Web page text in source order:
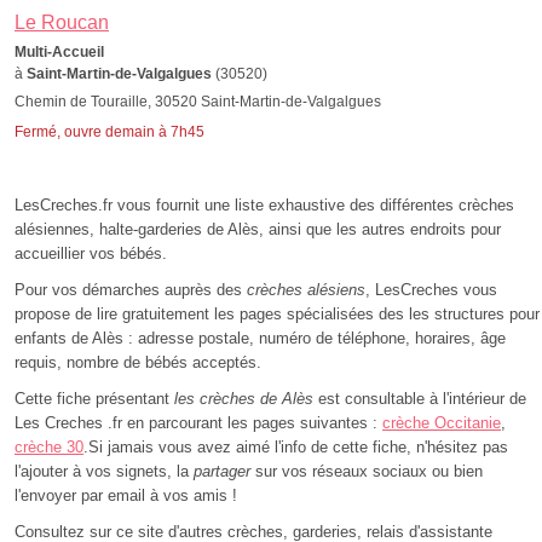
Le Roucan
Multi-Accueil
à Saint-Martin-de-Valgalgues (30520)
Chemin de Touraille, 30520 Saint-Martin-de-Valgalgues
Fermé, ouvre demain à 7h45
LesCreches.fr vous fournit une liste exhaustive des différentes crèches
alésiennes, halte-garderies de Alès, ainsi que les autres endroits pour
accueillier vos bébés.
Pour vos démarches auprès des crèches alésiens, LesCreches vous
propose de lire gratuitement les pages spécialisées des les structures pour
enfants de Alès : adresse postale, numéro de téléphone, horaires, âge
requis, nombre de bébés acceptés.
Cette fiche présentant les crèches de Alès est consultable à l'intérieur de
Les Creches .fr en parcourant les pages suivantes : crèche Occitanie,
crèche 30.Si jamais vous avez aimé l'info de cette fiche, n'hésitez pas
l'ajouter à vos signets, la partagersur vos réseaux sociaux ou bien
l'envoyer par email à vos amis !
Consultez sur ce site d'autres crèches, garderies, relais d'assistante